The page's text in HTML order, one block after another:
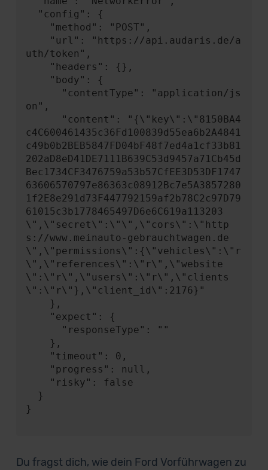
uth/token",
on",
c4C600461435c36Fd100839d55ea6b2A4841
c49b0b2BEB5847FD04bF48f7ed4a1cf33b81
202aD8eD41DE7111B639C53d9457a71Cb45d
Bec1734CF3476759a53b57CfEE3D53DF1747
63606570797e86363c08912Bc7e5A3857280
1f2E8e291d73F447792159af2b78C2c97D79
61015c3b1778465497D6e6C619a113203
\",\"secret\":\"\",\"cors\":\"http
s://www.meinauto-gebrauchtwagen.de
\",\"permissions\":{\"vehicles\":\"r
\",\"references\":\"r\",\"website
\":\"r\",\"users\":\"r\",\"clients
\":\"r\"},\"client_id\":2176}"
}
Du fragst dich, wie dein Ford Vorführwagen zu